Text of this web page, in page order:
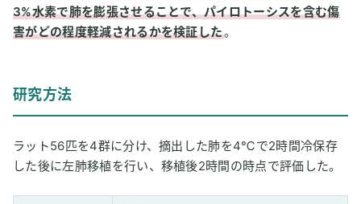
3%水素で肺を膨張させることで、パイロトーシスを含む傷
害がどの程度軽減されるかを検証した。
研究方法
ラット56匹を4群に分け、摘出した肺を4℃で2時間冷保存
した後に左肺移植を行い、移植後2時間の時点で評価した。